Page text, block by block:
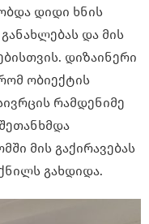
დიდი ხნის
და მის
დიზაინერი
ობიექტის
რამდენიმე
მის გაქირავებას
გახდიდა.